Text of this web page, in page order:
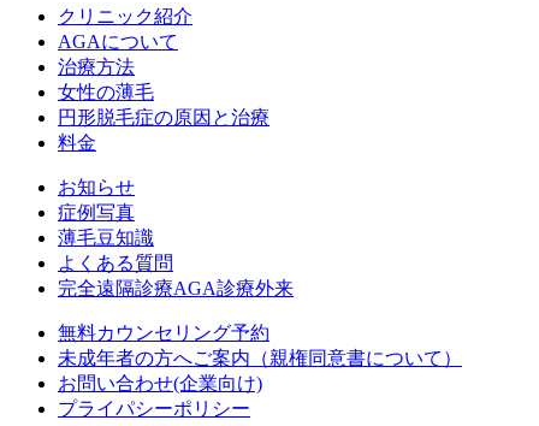
クリニック紹介
AGAについて
治療方法
女性の薄毛
円形脱毛症の原因と治療
料金
お知らせ
症例写真
薄毛豆知識
よくある質問
完全遠隔診療AGA診療外来
無料カウンセリング予約
未成年者の方へご案内（親権同意書について）
お問い合わせ(企業向け)
プライパシーポリシー